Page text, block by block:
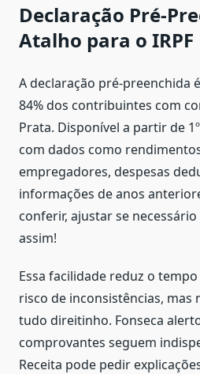
Declaração Pré-
Atalho para o IRPF
A declaração pré-preenchida
84% dos contribuintes com
Prata. Disponível a partir de
com dados como
empregadores, despesas
informações de anos
conferir, ajustar se
assim!
Essa facilidade reduz o
risco de inconsistências, mas
tudo direitinho. Fonseca
comprovantes seguem
Receita pode pedir